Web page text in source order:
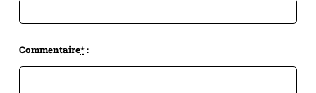
Commentaire*: